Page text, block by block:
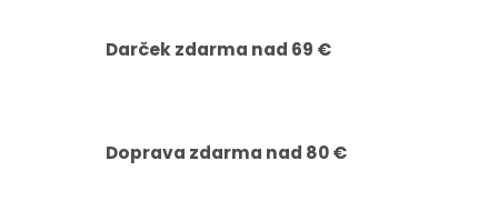
Darček zdarma nad 69 €
Doprava zdarma nad 80 €